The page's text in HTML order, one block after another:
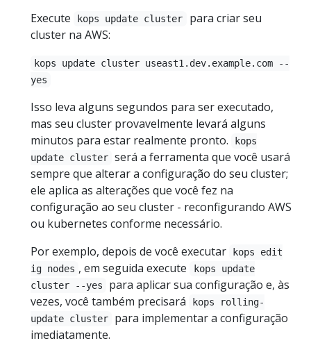
Execute kops update cluster
para criar seu
cluster na AWS:
kops update cluster useast1.dev.example.com --
yes
Isso leva alguns segundos para ser executado,
mas seu cluster provavelmente levará alguns
minutos para estar realmente pronto.
kops
update cluster será a ferramenta que você usará
sempre que alterar a configuração do seu cluster;
ele aplica as alterações que você fez na
configuração ao seu cluster - reconfigurando AWS
ou kubernetes conforme necessário.
Por exemplo, depois de você executar
kops edit
ig nodes , em seguida execute
kops update
cluster --yes
para aplicar sua configuração e, às
vezes, você também precisará
kops rolling-
update cluster
para implementar a configuração
imediatamente.